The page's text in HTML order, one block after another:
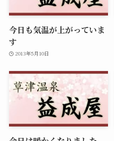
今日も気温が上がっていま
す
2013年5月10日